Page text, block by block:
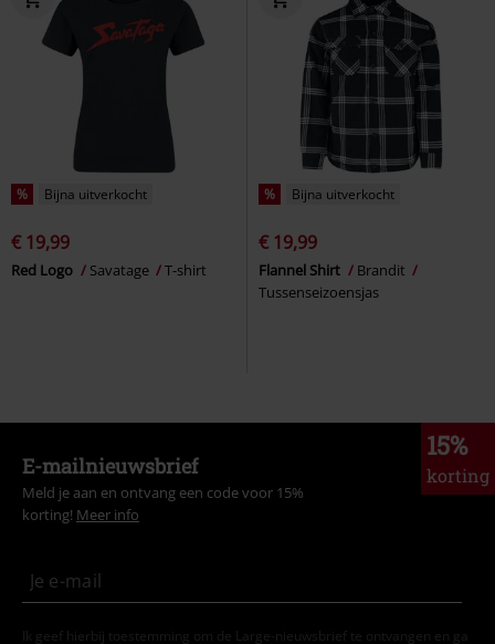
% Bijna uitverkocht
€ 19,99
Red Logo Savatage T-shirt
% Bijna uitverkocht
€ 19,99
Flannel Shirt
Brandit
Tussenseizoensjas
15%
korting
E-mailnieuwsbrief
Meld je aan en ontvang een code voor 15%
korting! Meer info
Ik geef hierbij toestemming om de Large-nieuwsbrief te ontvangen en ga